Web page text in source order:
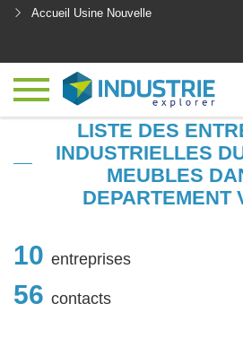
Accueil Usine Nouvelle
LISTE DES
INDUSTRIELLES
MEUBLES
DEPARTEMENT
10 entreprises
56 contacts